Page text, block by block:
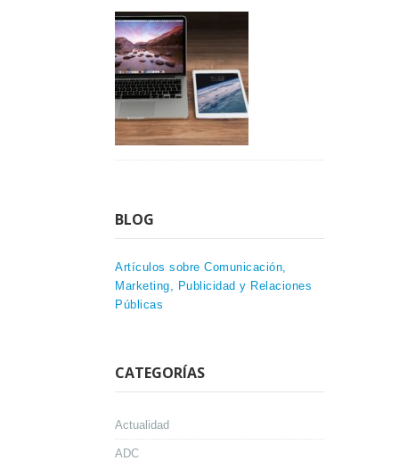
BLOG
Artículos sobre Comunicación,
Marketing, Publicidad y Relaciones
Públicas
CATEGORÍAS
Actualidad
ADC